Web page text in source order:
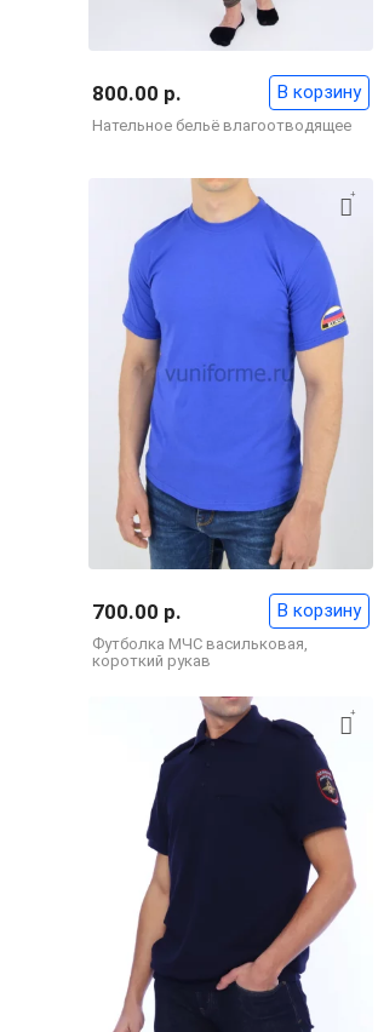
Нательное бельё влагоотводящее
800.00 р. В корзину
Футболка МЧС васильковая,
короткий рукав
700.00 р. В корзину